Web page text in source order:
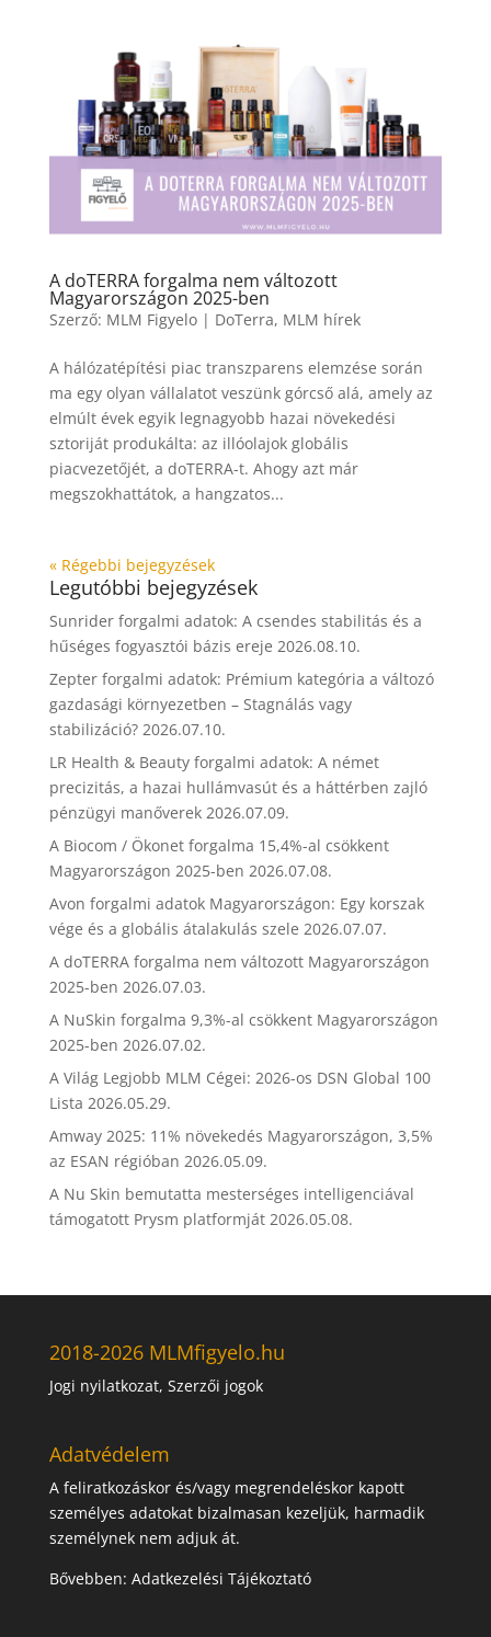
A doTERRA forgalma nem változott
Magyarországon 2025-ben
Szerző: MLM Figyelo| DoTerra, MLM hírek
A hálózatépítési piac transzparens elemzése során
ma egy olyan vállalatot veszünk górcső alá, amely az
elmúlt évek egyik legnagyobb hazai növekedési
sztoriját produkálta: az illóolajok globális
piacvezetőjét, a doTERRA-t. Ahogy azt már
megszokhattátok, a hangzatos...
« Régebbi bejegyzések
Legutóbbi bejegyzések
Sunrider forgalmi adatok: A csendes stabilitás és a
hűséges fogyasztói bázis ereje 2026.08.10.
Zepter forgalmi adatok: Prémium kategória a változó
gazdasági környezetben – Stagnálás vagy
stabilizáció? 2026.07.10.
LR Health & Beauty forgalmi adatok: A német
precizitás, a hazai hullámvasút és a háttérben zajló
pénzügyi manőverek 2026.07.09.
A Biocom / Ökonet forgalma 15,4%-al csökkent
Magyarországon 2025-ben 2026.07.08.
Avon forgalmi adatok Magyarországon: Egy korszak
vége és a globális átalakulás szele 2026.07.07.
A doTERRA forgalma nem változott Magyarországon
2025-ben 2026.07.03.
A NuSkin forgalma 9,3%-al csökkent Magyarországon
2025-ben 2026.07.02.
A Világ Legjobb MLM Cégei: 2026-os DSN Global 100
Lista 2026.05.29.
Amway 2025: 11% növekedés Magyarországon, 3,5%
az ESAN régióban 2026.05.09.
A Nu Skin bemutatta mesterséges intelligenciával
támogatott Prysm platformját 2026.05.08.
2018-2026 MLMfigyelo.hu
Jogi nyilatkozat, Szerzői jogok
Adatvédelem
A feliratkozáskor és/vagy megrendeléskor kapott
személyes adatokat bizalmasan kezeljük, harmadik
személynek nem adjuk át.
Bővebben: Adatkezelési Tájékoztató